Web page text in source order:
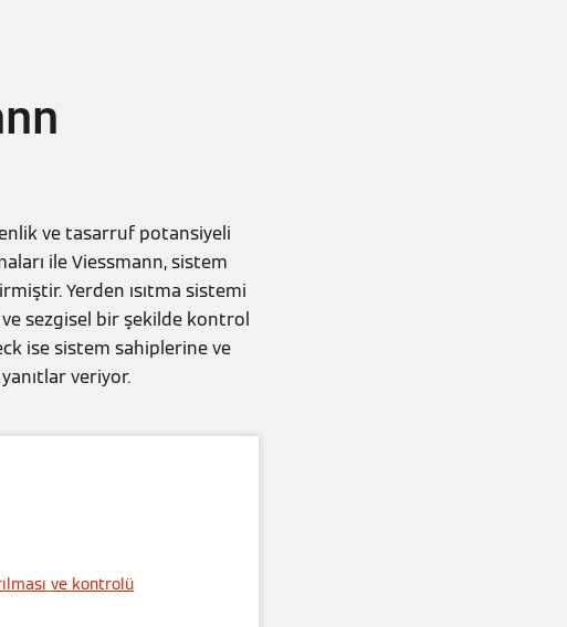
ve tasarruf potansiyeli
ile Viessmann, sistem
Yerden ısıtma sistemi
sezgisel bir şekilde kontrol
ise sistem sahiplerine ve
veriyor.
ve kontrolü